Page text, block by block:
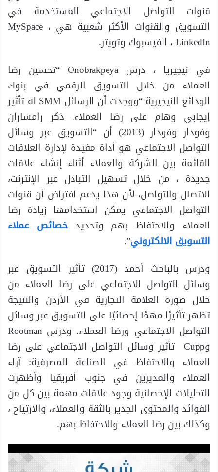
قنوات التواصل الاجتماعي المستخدمة في
التسويق والقنوات الأكثر شعبية هي MySpace ،
LinkedIn ، الفيسبوك وتويتر.
في نيجيريا ، درس Onobrakpeya “تحسين رضا
العملاء من خلال التسويق الرقمي في بنوك
الودائع النيجيرية “ووجدت أن الرسائل SMM له تأثير
إيجابي وهام على رضا العملاء. ذكر رامساران
وفودار وفودار (2013) أن “التسويق عبر وسائل
التواصل الاجتماعي هو أداة مفيدة لإدارة العلاقات
القائمة بين الشركة والعملاء أثناء إنشاء علاقات
جديدة ، من خلال تسهيل التبادل عبر الإنترنت،
الاتصال والتواصل، لأن هذا يدعم افتراض أن قنوات
التواصل الاجتماعي يمكن استخدامها زيادة رضا
العملاء والاحتفاظ بهم وتحديدخصائص عملاء
التسويق الالكتروني”.
ودرس بالباحث أحمد (2017) تأثير التسويق عبر
وسائل التواصل الاجتماعي على رضا العملاء من
خلال صورة العلامة التجارية في الأردن والنتيجة
تظهر تأثيرًا مهمًا إحصائيًا على التسويق عبر وسائل
التواصل الاجتماعي ورضا العملاء. ودرس Rootman
وCupp تأثير وسائل التواصل الاجتماعي على رضا
العملاء والاحتفاظ في الصناعة المصرفية: آراء
العملاء والمديرين في جنوب أفريقيا وأظهرت
التحليلات الإحصائية وجود علاقات مهمة بين كل من
الفوائد والمحتوى الجدير بالثقة والعملاء، والارتياح ،
وكذلك بين رضا العملاء والاحتفاظ بهم.